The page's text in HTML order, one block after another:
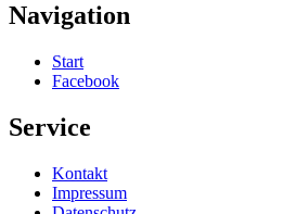
Navigation
Start
Facebook
Service
Kontakt
Impressum